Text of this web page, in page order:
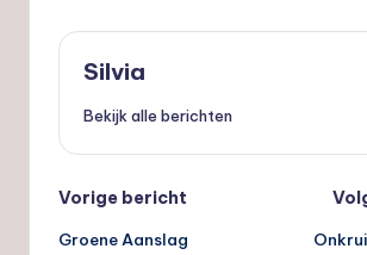
Silvia
Bekijk alle berichten
Bericht
Vorige bericht
Groene Aanslag